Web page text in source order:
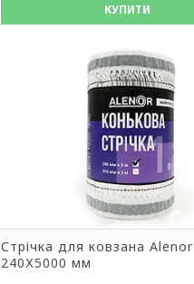
КУПИТИ
Стрічка для ковзана Alenor
240Х5000 мм